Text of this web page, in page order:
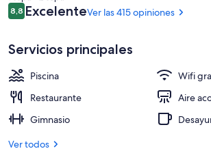
Una piscina
de
US$ 68
Opiniones
8,88,8 de 10
ExcelenteVer las 415 opiniones
Servicios principales
Piscina
Wifi
Restaurante
Aire
Gimnasio
Ver todos